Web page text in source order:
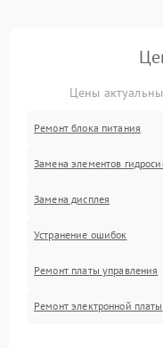
Цены
Ремонт блока питания
Замена элементов
Замена дисплея
Устранение ошибок
Ремонт платы управления
Ремонт электронной платы